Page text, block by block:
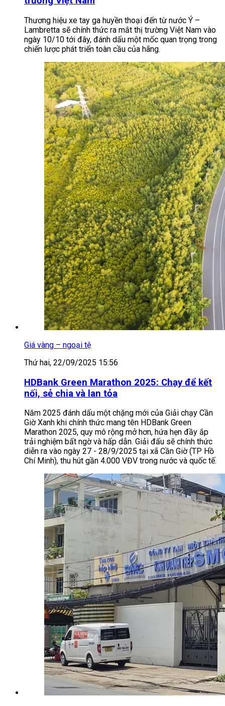
Thương hiệu xe tay ga huyền thoại đến từ nước Ý –
Lambretta sẽ chính thức ra mắt thị trường Việt Nam vào
ngày 10/10 tới đây, đánh dấu một mốc quan trọng trong
chiến lược phát triển toàn cầu của hãng.
Giá vàng – ngoại tệ
Thứ hai, 22/09/2025 15:56
HDBank Green Marathon 2025: Chạy để kết
nối, sẻ chia và lan tỏa
Năm 2025 đánh dấu một chặng mới của Giải chạy Cần
Giờ Xanh khi chính thức mang tên HDBank Green
Marathon 2025, quy mô rộng mở hơn, hứa hẹn đầy ắp
trải nghiệm bất ngờ và hấp dẫn. Giải đấu sẽ chính thức
diễn ra vào ngày 27 - 28/9/2025 tại xã Cần Giờ (TP Hồ
Chí Minh), thu hút gần 4.000 VĐV trong nước và quốc tế.